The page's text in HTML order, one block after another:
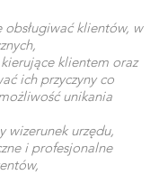
obsługiwać klientów, w
klientem oraz
ich przyczyny co
unikania
wizerunek urzędu,
i profesjonalne